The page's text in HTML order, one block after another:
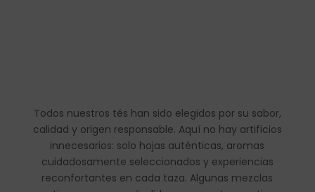
Todos nuestros tés han sido elegidos por su sabor,
calidad y origen responsable. Aquí no hay artificios
innecesarios: solo hojas auténticas, aromas
cuidadosamente seleccionados y experiencias
reconfortantes en cada taza. Algunas mezclas